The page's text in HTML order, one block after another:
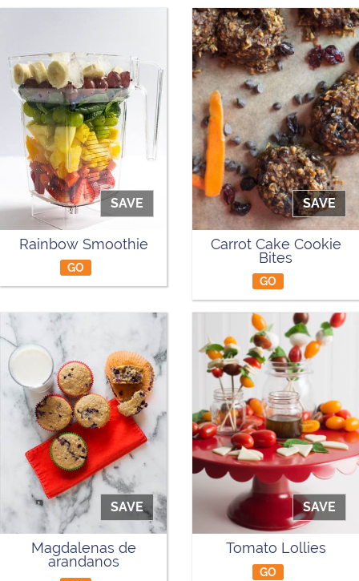
SAVE
Rainbow Smoothie
GO
SAVE
Carrot Cake Cookie
Bites
GO
SAVE
Magdalenas de
arandanos
SAVE
Tomato Lollies
GO